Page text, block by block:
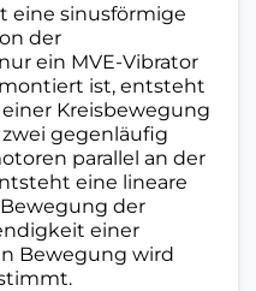
eine sinusförmige
der
ein MVE-Vibrator
ist, entsteht
Kreisbewegung
gegenläufig
parallel an der
eine lineare
der
einer
Bewegung wird